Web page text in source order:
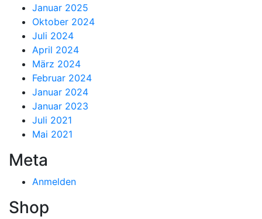
Januar 2025
Oktober 2024
Juli 2024
April 2024
März 2024
Februar 2024
Januar 2024
Januar 2023
Juli 2021
Mai 2021
Meta
Anmelden
Shop